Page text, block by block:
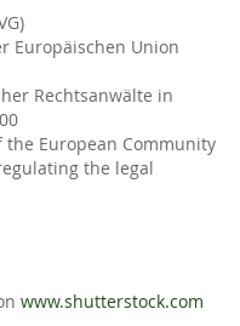
Europäischen Union
Rechtsanwälte in
European Community
the legal
www.shutterstock.com